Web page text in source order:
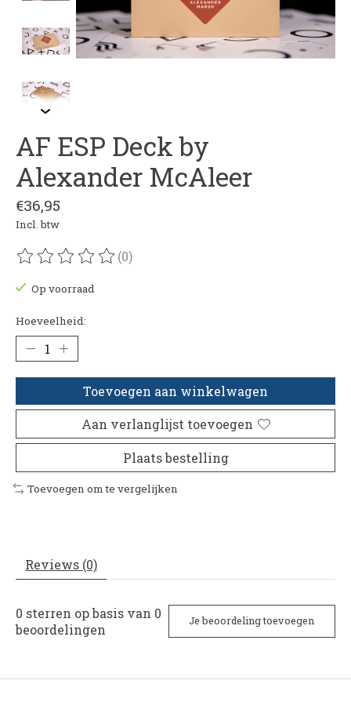
AF ESP Deck by
Alexander McAleer
€36,95
Incl. btw
De beoordeling van dit product is
(0)
Op voorraad
Hoeveelheid:
Toevoegen aan winkelwagen
Aan verlanglijst toevoegen
Plaats bestelling
Toevoegen om te vergelijken
Reviews (0)
0 sterren op basis van 0
beoordelingen
Je beoordeling toevoegen